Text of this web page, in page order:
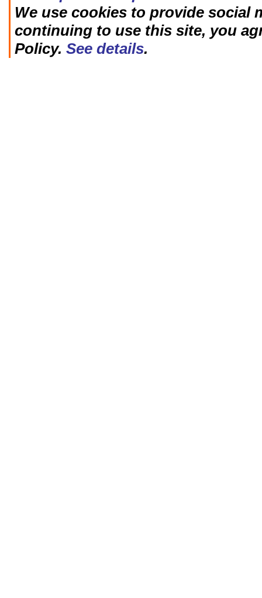
We use cookies to provide social
continuing to use this site, you
Policy. See details.